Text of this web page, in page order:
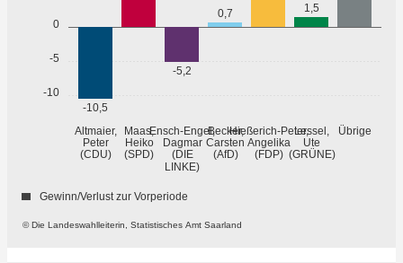
-10
-5
0
Altmaier,
Peter
(CDU)
Maas,
Heiko
(SPD)
Ensch-Engel,
Dagmar
(DIE
LINKE)
Becker,
Carsten
(AfD)
Hießerich-Peter,
Angelika
(FDP)
Lessel,
Ute
(GRÜNE)
Übrige
-10,5
-5,2
0,7
1,5
© Die Landeswahlleiterin, Statistisches Amt Saarland
Gewinn/Verlust zur Vorperiode